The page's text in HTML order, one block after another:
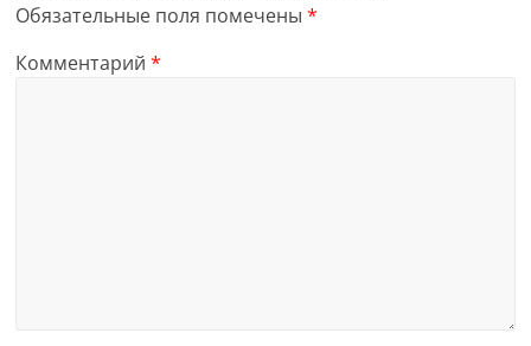
Обязательные поля помечены*
Комментарий*